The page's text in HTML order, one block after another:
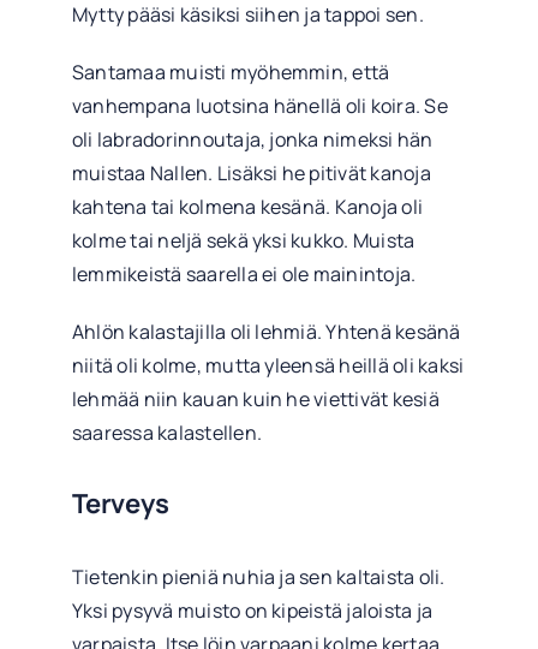
Mytty pääsi käsiksi siihen ja tappoi sen.
Santamaa muisti myöhemmin, että
vanhempana luotsina hänellä oli koira. Se
oli labradorinnoutaja, jonka nimeksi hän
muistaa Nallen. Lisäksi he pitivät kanoja
kahtena tai kolmena kesänä. Kanoja oli
kolme tai neljä sekä yksi kukko. Muista
lemmikeistä saarella ei ole mainintoja.
Ahlön kalastajilla oli lehmiä. Yhtenä kesänä
niitä oli kolme, mutta yleensä heillä oli kaksi
lehmää niin kauan kuin he viettivät kesiä
saaressa kalastellen.
Terveys
Tietenkin pieniä nuhia ja sen kaltaista oli.
Yksi pysyvä muisto on kipeistä jaloista ja